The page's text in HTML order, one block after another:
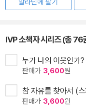
알라딘에 팔기
IVP 소책자 시리즈 (총 76
누가 나의 이웃인가
판매가 3,600원
참 자유를 찾아서 (
판매가 3,600원